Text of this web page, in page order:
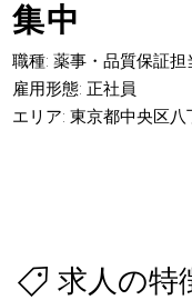
集中
職種: 薬事・品質保証担
雇用形態: 正社員
エリア: 東京都中央区八
求人の特